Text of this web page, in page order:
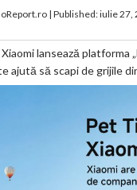
| Published:iulie 27,
lansează platforma
ajută să scapi de grijile